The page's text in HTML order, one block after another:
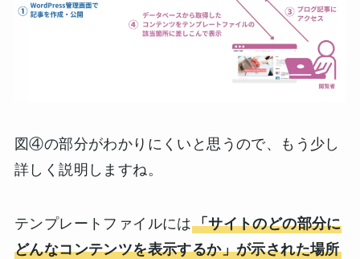
図④の部分がわかりにくいと思うので、もう少し
詳しく説明しますね。
テンプレートファイルには「サイトのどの部分に
どんなコンテンツを表示するか」が示された場所